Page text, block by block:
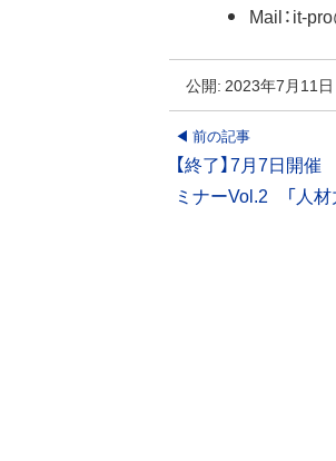
Mail：it-
公開:2023年7月11日
投
稿
前の記事
【終了】7月7日開
ミナーVol.2 「人